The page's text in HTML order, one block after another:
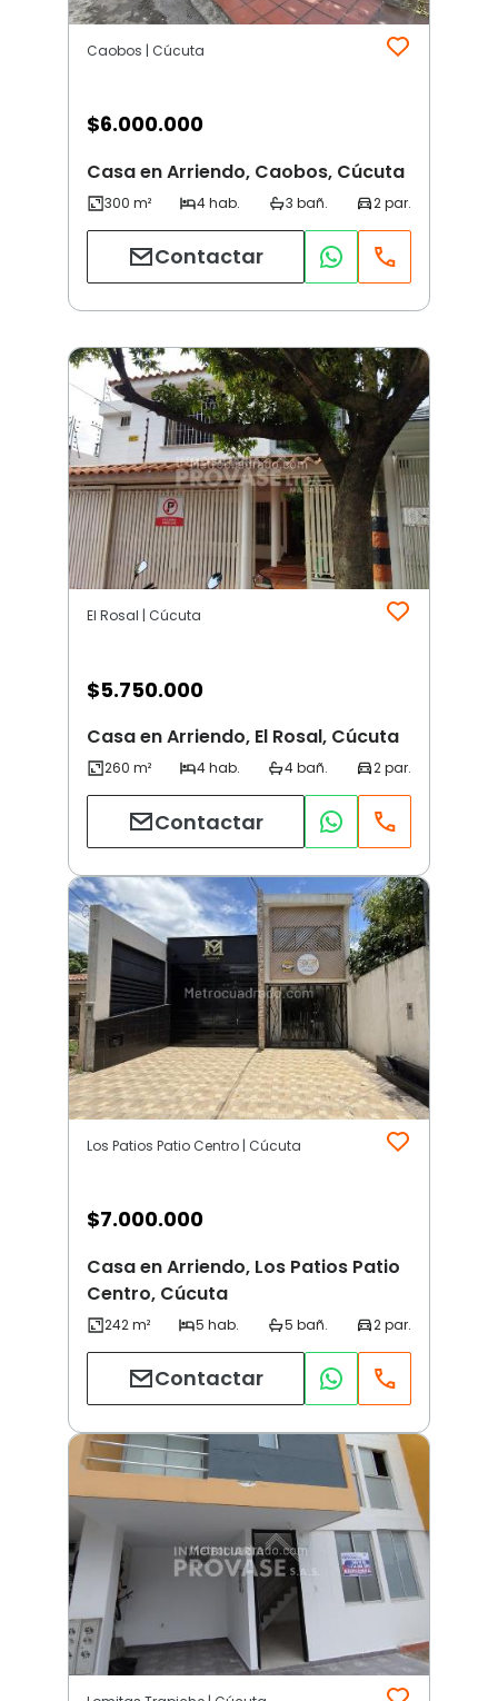
Caobos | Cúcuta
$6.000.000
Casa en Arriendo, Caobos, Cúcuta
Contactar
El Rosal | Cúcuta
$5.750.000
Casa en Arriendo, El Rosal, Cúcuta
Contactar
Los Patios Patio Centro | Cúcuta
$7.000.000
Casa en Arriendo, Los Patios Patio
Centro, Cúcuta
Contactar